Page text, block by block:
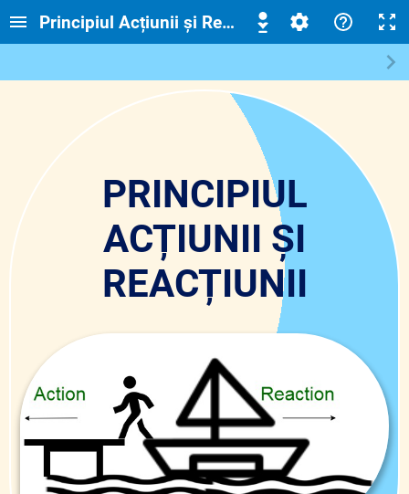
Principiul Acțiunii și Reacțiunii
PRINCIPIUL
ACȚIUNII ȘI
REACȚIUNII